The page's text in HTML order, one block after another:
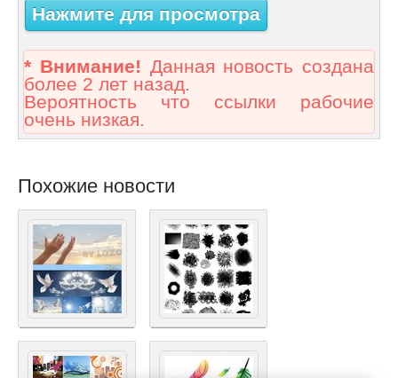
Нажмите для просмотра
* Внимание! Данная новость создана
более 2 лет назад.
Вероятность что ссылки рабочие
очень низкая.
Похожие новости